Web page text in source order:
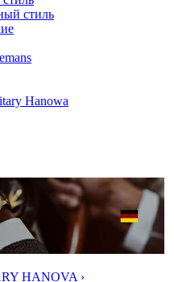
стиль
Hanowa
HANOVA ›